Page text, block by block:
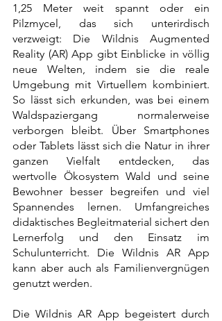
1,25 Meter weit spannt oder ein
Pilzmycel, das sich unterirdisch
verzweigt: Die Wildnis Augmented
Reality (AR) App gibt Einblicke in völlig
neue Welten, indem sie die reale
Umgebung mit Virtuellem kombiniert.
So lässt sich erkunden, was bei einem
Waldspaziergang normalerweise
verborgen bleibt. Über Smartphones
oder Tablets lässt sich die Natur in ihrer
ganzen Vielfalt entdecken, das
wertvolle Ökosystem Wald und seine
Bewohner besser begreifen und viel
Spannendes lernen. Umfangreiches
didaktisches Begleitmaterial sichert den
Lernerfolg und den Einsatz im
Schulunterricht. Die Wildnis AR App
kann aber auch als Familienvergnügen
genutzt werden.
Die Wildnis AR App begeistert durch